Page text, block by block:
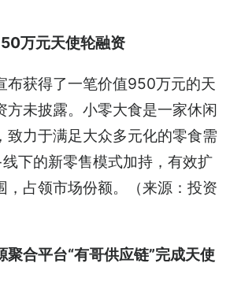
万元天使轮融资
布获得了一笔价值950万元的天
方未披露。小零大食是一家休闲
致力于满足大众多元化的零食需
下的新零售模式加持，有效扩
，占领市场份额。（来源：投资
聚合平台“有哥供应链”完成天使